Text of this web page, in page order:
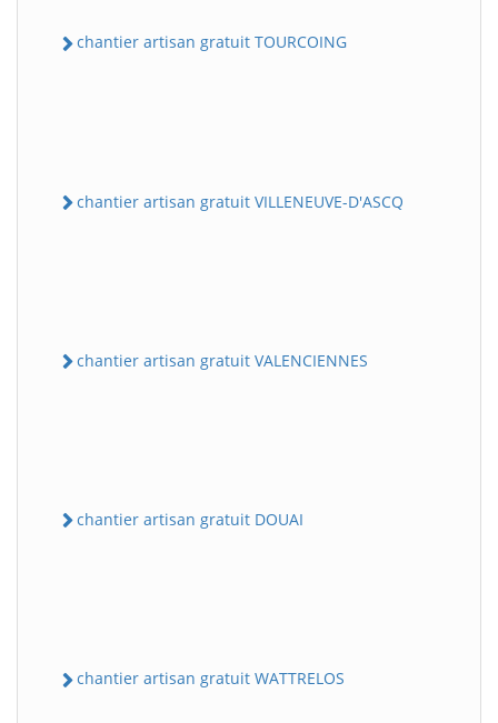
chantier artisan gratuit TOURCOING
chantier artisan gratuit VILLENEUVE-D'ASCQ
chantier artisan gratuit VALENCIENNES
chantier artisan gratuit DOUAI
chantier artisan gratuit WATTRELOS